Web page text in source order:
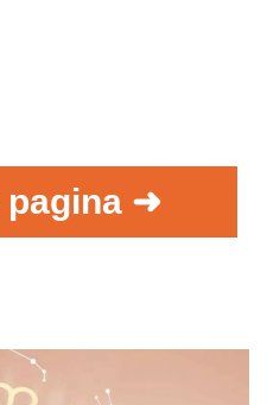
pagina ➜